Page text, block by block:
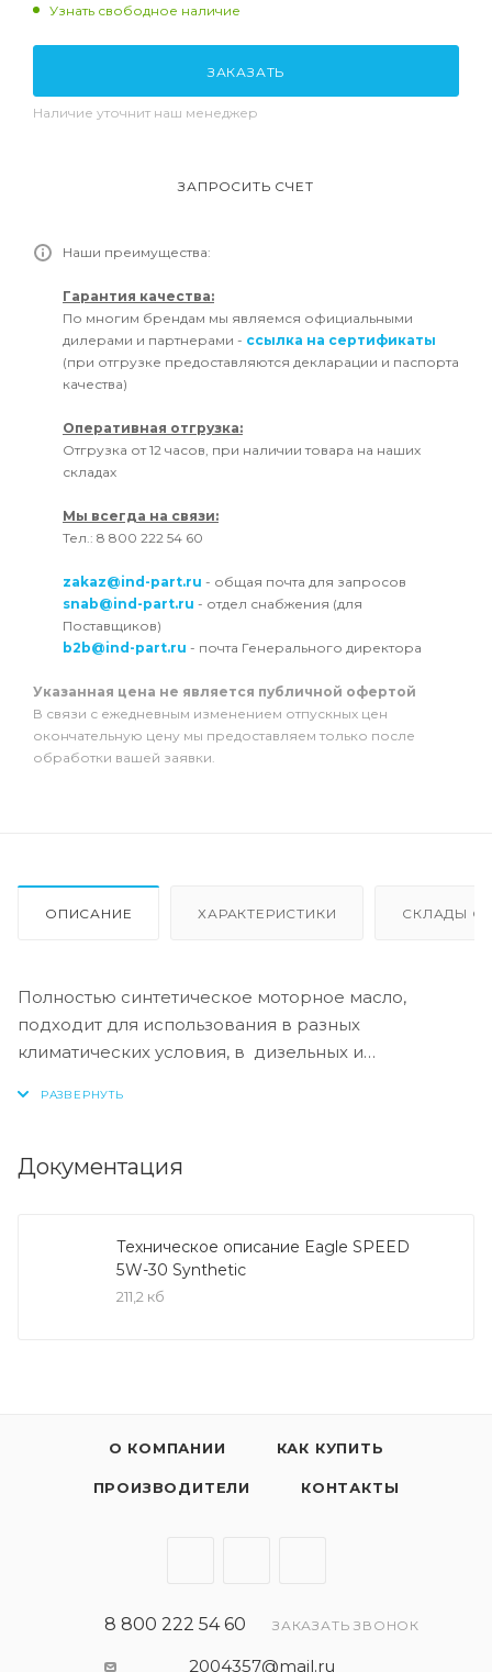
Узнать свободное наличие
ЗАКАЗАТЬ
Наличие уточнит наш менеджер
ЗАПРОСИТЬ СЧЕТ
Наши преимущества:
Гарантия качества:
По многим брендам мы являемся официальными
дилерами и партнерами - ссылка на сертификаты
(при отгрузке предоставляются декларации и паспорта
качества)
Оперативная отгрузка:
Отгрузка от 12 часов, при наличии товара на наших
складах
Мы всегда на связи:
Тел.: 8 800 222 54 60
zakaz@ind-part.ru - общая почта для запросов
snab@ind-part.ru - отдел снабжения (для
Поставщиков)
b2b@ind-part.ru - почта Генерального директора
Указанная цена не является публичной офертой
В связи с ежедневным изменением отпускных цен
окончательную цену мы предоставляем только после
обработки вашей заявки.
ОПИСАНИЕ ХАРАКТЕРИСТИКИ СКЛАДЫ
Полностью синтетическое моторное масло,
подходит для использования в разных
климатических условия, в дизельных и
комплексных систем очистки выхлопных газов
Масло Eagle SPEED Synthetic 5W-30 / 5W-40
применяется на автомобилях с бензиновыми и
дизельными двигателями, для которых
благодаря сбалансированному пакету присадок
спецификации мировых производителей
автомобилей и применяется с сажевыми
Документация
Техническое описание Eagle SPEED
5W-30 Synthetic
211,2 кб
О КОМПАНИИ КАК КУПИТЬ
ПРОИЗВОДИТЕЛИ КОНТАКТЫ
8 800 222 54 60 ЗАКАЗАТЬ ЗВОНОК
2004357@mail.ru